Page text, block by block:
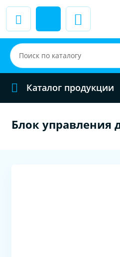
Каталог продукции
Блок управления